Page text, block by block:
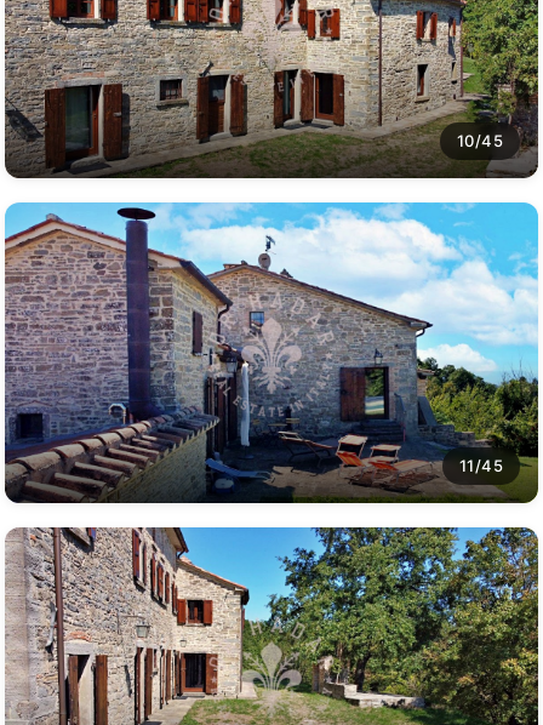
10/45
11/45